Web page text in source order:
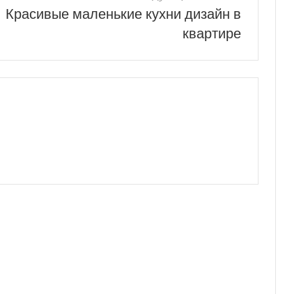
Красивые маленькие кухни дизайн в
квартире